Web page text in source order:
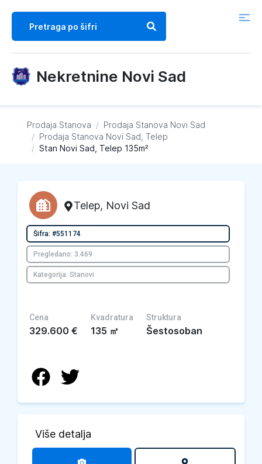
Nekretnine Novi Sad
Prodaja Stanova / Prodaja Stanova Novi Sad
/ Prodaja Stanova Novi Sad, Telep
/ Stan Novi Sad, Telep 135m²
Telep, Novi Sad
Šifra: #551174
Pregledano: 3.469
Kategorija: Stanovi
Cena
329.600 €
Kvadratura
135 ㎡
Struktura
Šestosoban
Više detalja